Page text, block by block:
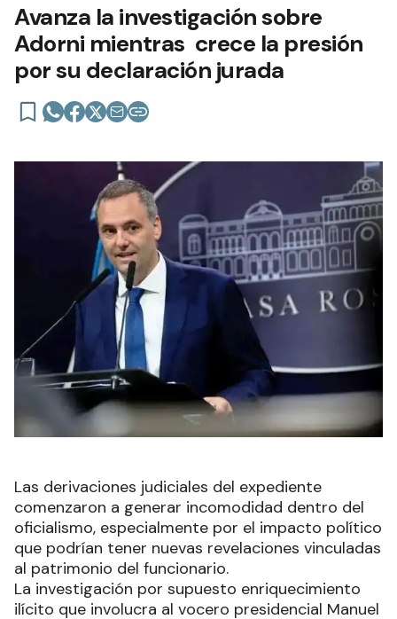
Avanza la investigación sobre
Adorni mientras crece la presión
por su declaración jurada
Las derivaciones judiciales del expediente
comenzaron a generar incomodidad dentro del
oficialismo, especialmente por el impacto político
que podrían tener nuevas revelaciones vinculadas
al patrimonio del funcionario.
La investigación por supuesto enriquecimiento
ilícito que involucra al vocero presidencial Manuel